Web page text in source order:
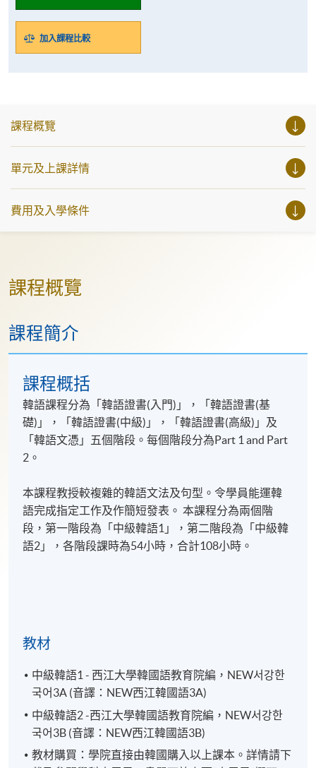
加入課程比較
課程概覽
單元及上課詳情
費用及入學條件
課程概覽
課程簡介
課程概括
韓語課程分為「韓語證書(入門)」，「韓語證書(基
礎)」，「韓語證書(中級) 」，「韓語證書(高級) 」及
「韓語文憑」五個階段。每個階段分為Part 1 and Part
2。
本課程教授較複雜的韓語文法及句型。令學員能運韓
語完成指定工作及作簡短發表。 本課程分為兩個階
段，第一階段為「中級韓語1」，第二階段為「中級韓
語2」，各階段課時為54小時，合計108小時。
教材
中級韓語1 - 西江大學韓國語教育院編，NEW서강한
국어3A (音譯：NEW西江韓國語3A)
中級韓語2 -西江大學韓國語教育院編，NEW서강한
국어3B (音譯：NEW西江韓國語3B)
教材購買：學院直接由韓國購入以上課本。詳情請下